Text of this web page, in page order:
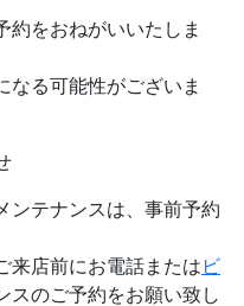
約をおねがいいたしま
なる可能性がございま
ンテナンスは、事前予約
来店前にお電話または ビ
スのご予約をお願い致し